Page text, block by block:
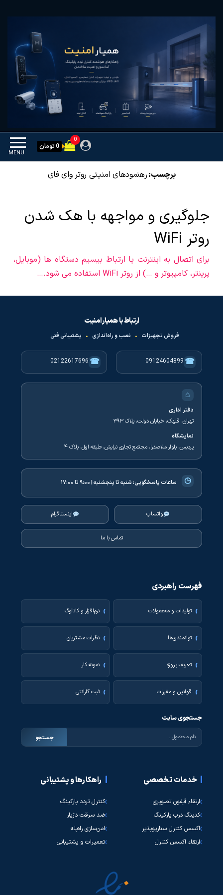
همیار امنیت
MENU
0
0 تومان
برچسب:رهنمودهای امنیتی روتر وای فای
جلوگیری و مواجهه با هک شدن
روتر WiFi
برای اتصال به اینترنت یا ارتباط بیسیم دستگاه ها (موبایل،
پرینتر، کامپیوتر و …) از روتر WiFi استفاده می شود.…
ارتباط با همیار امنیت
فروش تجهیزات • نصب و راه‌اندازی • پشتیبانی فنی
☎
09124604899
☎
02122617696
⌂
دفتر اداری
تهران، قلهک، خیابان دولت، پلاک ۳۹۳
نمایشگاه
پردیس، بلوار ملاصدرا، مجتمع تجاری نیایش، طبقه اول، پلاک ۴
◷ ساعات پاسخگویی:شنبه تا پنجشنبه | ۹:۰۰ تا ۱۷:۰۰
واتساپ اینستاگرام
تماس با ما
فهرست راهبردی
تولیدات و محصولات نرم‌افزار و کاتالوگ
توانمندی‌ها نظرات مشتریان
تعریف پروژه نمونه کار
قوانین و مقررات ثبت گارانتی
جستجوی سایت
جستجو
خدمات تخصصی
ارتقاء آیفون تصویری
کدینگ درب پارکینگ
اکسس کنترل سناریوپذیر
ارتقاء اکسس کنترل
راهکارها و پشتیبانی
کنترل تردد پارکینگ
ضد سرقت دژیار
امن‌سازی راه‌پله
تعمیرات و پشتیبانی